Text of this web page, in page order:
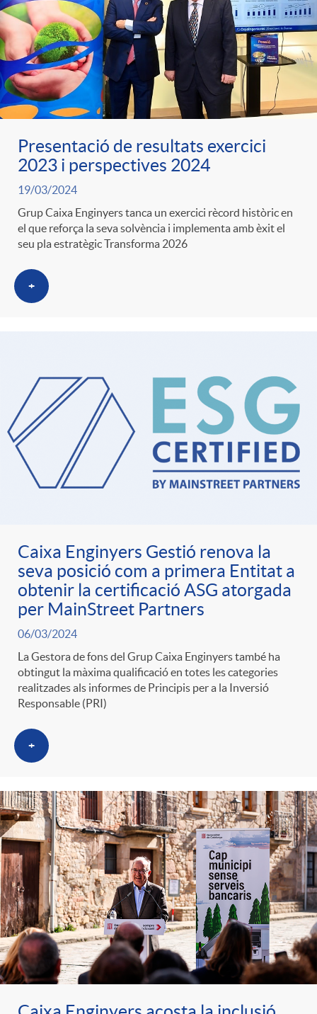
Presentació de resultats exercici
2023 i perspectives 2024
19/03/2024
Grup Caixa Enginyers tanca un exercici rècord històric en
el que reforça la seva solvència i implementa amb èxit el
seu pla estratègic Transforma 2026
+
Caixa Enginyers Gestió renova la
seva posició com a primera Entitat a
obtenir la certificació ASG atorgada
per MainStreet Partners
06/03/2024
La Gestora de fons del Grup Caixa Enginyers també ha
obtingut la màxima qualificació en totes les categories
realitzades als informes de Principis per a la Inversió
Responsable (PRI)
+